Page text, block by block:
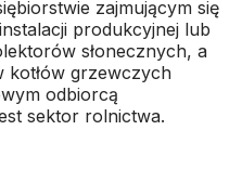
zajmującym się
produkcyjnej lub
słonecznych, a
grzewczych
odbiorcą
sektor rolnictwa.